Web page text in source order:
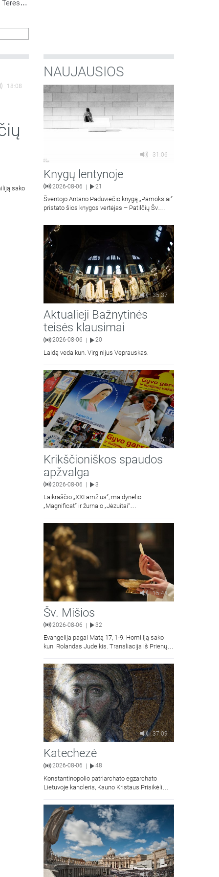
18:08
sako
NAUJAUSIOS
31:06
Knygų lentynoje
2026-08-06 | 21
Šventojo Antano Paduviečio knygą „Pamokslai“
pristato šios knygos vertėjas – Patilčių Šv.
moralinės teologijos dr. Algirdas Petras
35:37
Aktualieji Bažnytinės
teisės klausimai
2026-08-06 20
Laidą veda kun. Virginijus Veprauskas.
4:51
Krikščioniškos spaudos
apžvalga
2026-08-06 3
Laikraščio „XXI amžius“, maldynėlio
„Magnificat“ ir žurnalo „Jėzuitai“
15:44
Šv. Mišios
2026-08-06 | 32
Evangelija pagal Matą 17, 1-9. Homiliją sako
kun. Rolandas Judeikis. Transliacija iš Prienų
37:09
Katechezė
2026-08-06 48
Konstantinopolio patriarchato egzarchato
Lietuvoje kancleris, Kauno Kristaus Prisikėlimo
kunigas Vitalijus Mockus pasakoja apie
Kristaus Atsimainymo šventę.
35:43